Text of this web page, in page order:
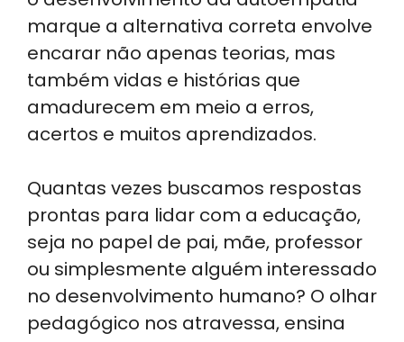
marque a alternativa correta envolve
encarar não apenas teorias, mas
também vidas e histórias que
amadurecem em meio a erros,
acertos e muitos aprendizados.
Quantas vezes buscamos respostas
prontas para lidar com a educação,
seja no papel de pai, mãe, professor
ou simplesmente alguém interessado
no desenvolvimento humano? O olhar
pedagógico nos atravessa, ensina